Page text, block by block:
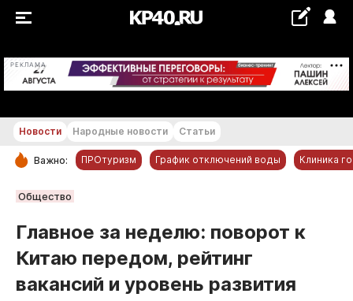
РЕКЛАМА +19...+20 °С
РУБРИКИ
Новости компаний
Статьи
Народные новости
Новости Народные новости Статьи
Важно: ПРОтуризм График отключений воды Клиника
Общество
Главное за неделю: поворот к
Китаю передом, рейтинг
вакансий и уровень развития